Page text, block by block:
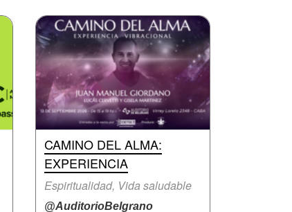
CAMINO DEL ALMA:
EXPERIENCIA
Espiritualidad, Vida saludable
@AuditorioBelgrano